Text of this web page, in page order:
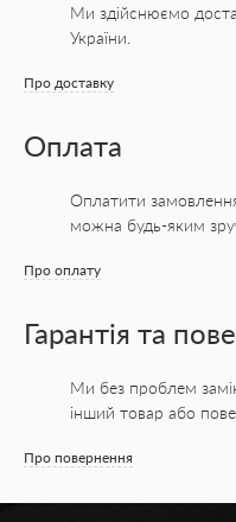
елегантність і
ідеальний спосіб
чи на прогулянці.
1. Захист від
Особливо в
ми стикаємося з
стають необхідним
забруднень, що
допомагаючи
2. Неймовірна
Вибір пов'язок на
Ми здійснюємо
України.
Про доставку
Оплата
Оплатити
можна будь-яким
Про оплату
Гарантія та
Ми без проблем
інший товар або
Про повернення